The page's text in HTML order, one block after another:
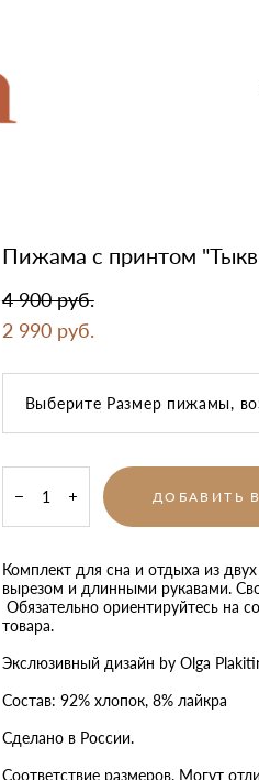
Пижама с принтом
4 900 pуб.
2 990 pуб.
Выберите Размер пижамы,
ДОБАВИТЬ
Комплект для сна и отдыха из
вырезом и длинными рукавами.
Обязательно ориентируйтесь на
товара.
Экслюзивный дизайн by Olga
Состав: 92% хлопок, 8% лайкра
Сделано в России.
Соответствие размеров. Могут